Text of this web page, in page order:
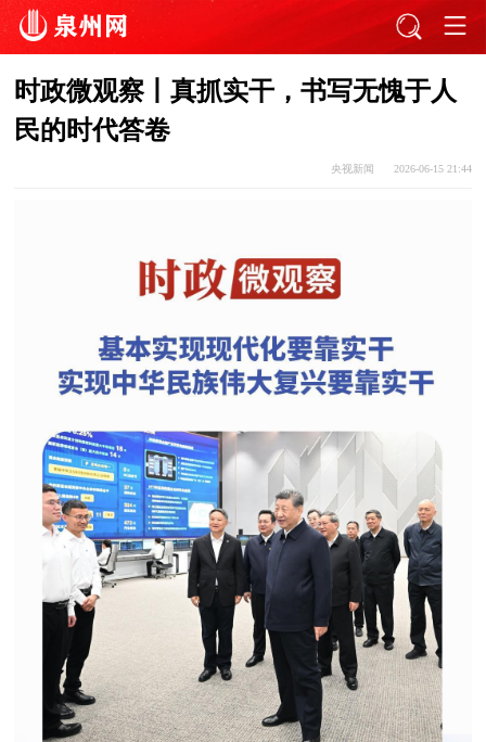
时政微观察丨真抓实干，书写无愧于人
民的时代答卷
央视新闻 2026-06-15 21:44